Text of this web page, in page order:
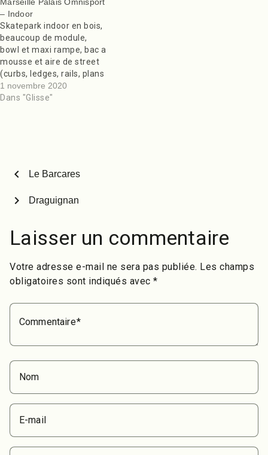
– Indoor
Skatepark indoor en bois,
beaucoup de module,
bowl et maxi rampe, bac a
mousse et aire de street
(curbs, ledges, rails, plans
incliné, handrails, etc..)
Casque obligatoire,
n’oubliez pas de checker
1 novembre 2020
Dans "Glisse"
chevron_left Le Barcares
Draguignan
chevron_right
Laisser un commentaire
Votre adresse e-mail ne sera pas publiée. Les champs
obligatoires sont indiqués avec *
Commentaire
Nom
E-mail